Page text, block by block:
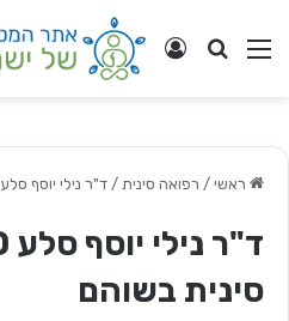
ניווט באתר
חפש התחבר
ראשי / רפואה סינית / ד"ר נילי יוסף סלע Ph.D רפואה סינית בשוהם
סינית בשוהם